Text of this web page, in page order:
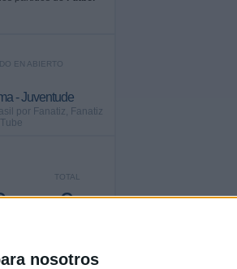
nosotros
EN ABIERTO
- Juventude
por Fanatiz, Fanatiz
TOTAL
9